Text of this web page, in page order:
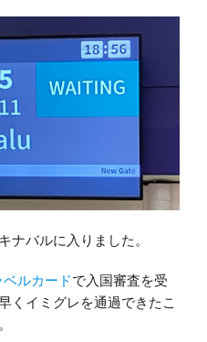
ナバルに入りました。
ルカードで入国審査を受
くイミグレを通過できたこ